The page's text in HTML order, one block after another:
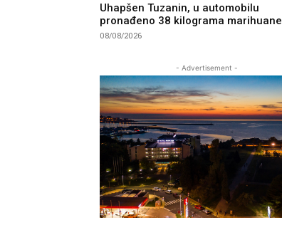
Uhapšen Tuzanin, u automobilu
pronađeno 38 kilograma marihuane
08/08/2026
- Advertisement -